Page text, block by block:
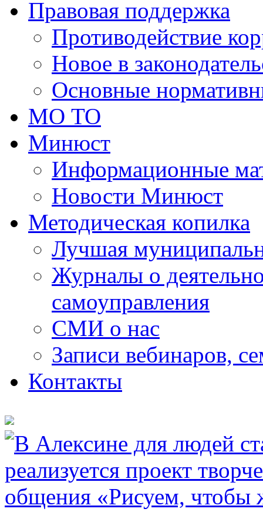
Правовая поддержка
Противодействие
Новое в
Основные
МО ТО
Минюст
Информационные
Новости Минюст
Методическая копилка
Лучшая
Журналы о
самоуправления
СМИ о нас
Записи вебинаров,
Контакты